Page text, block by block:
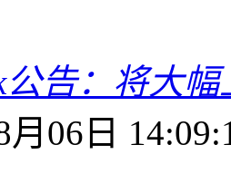
公告：将大
月06日